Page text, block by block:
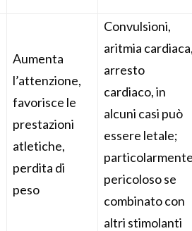
Aumenta
l’attenzione,
favorisce le
prestazioni
atletiche,
perdita di
peso
Convulsioni,
aritmia
arresto
cardiaco, in
alcuni casi può
essere letale;
pericoloso se
combinato con
altri stimolanti